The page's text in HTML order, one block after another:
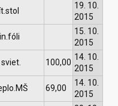
19. 10.
2015
15. 10.
2015
sviet. 100,00
14. 10.
2015
69,00
14. 10.
2015